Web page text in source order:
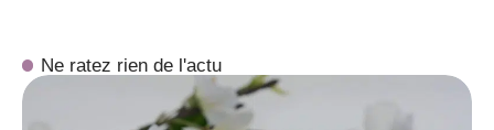
Ne ratez rien de l'actu